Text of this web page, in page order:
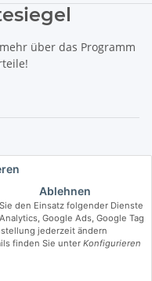
Ablehnen
den Einsatz folgender Dienste
Google Ads, Google Tag
jederzeit ändern
finden Sie unter Konfigurieren
über das Programm
. ** Hierbei handelt es
des Herstellers (kurz UVP).
GmbH - Der Radladen
die Brands Haibike, Cube,
Giant.